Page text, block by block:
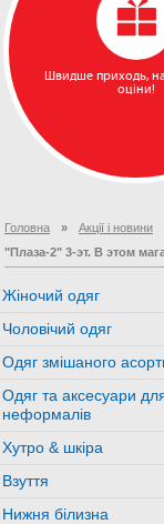
Швидше приходь,
оціни!
Головна » Акції і новини
"Плаза-2" 3-эт. В этом
Жіночий одяг
Чоловічий одяг
Одяг змішаного
Одяг та аксесуари
неформалів
Хутро & шкіра
Взуття
Нижня білизна